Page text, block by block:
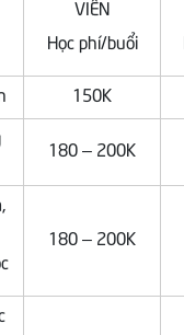
VIÊN
Học phí/buổi
150K
180 – 200K
180 – 200K